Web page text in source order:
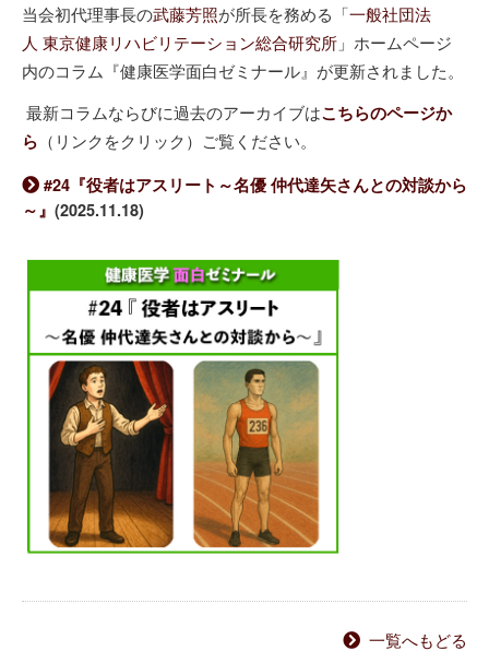
当会初代理事長の武藤芳照が所長を務める「一般社団法
人 東京健康リハビリテーション総合研究所 」ホームページ
内のコラム『健康医学面白ゼミナール』が更新されました。
最新コラムならびに過去のアーカイブはこちらのページか
ら （リンクをクリック）ご覧ください。
#24『役者はアスリート～名優 仲代達矢さんとの対談から
～』 (2025.11.18)
一覧へもどる